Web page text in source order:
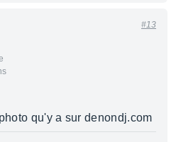
#13
qu'y a sur denondj.com